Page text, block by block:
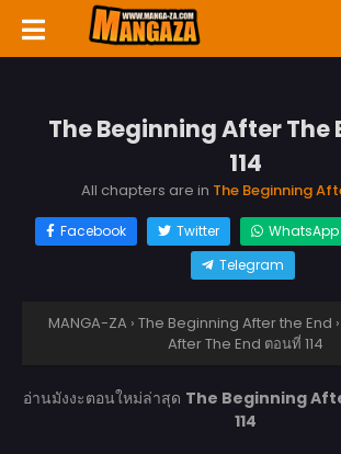
The Beginning After The
114
All chapters are in The Beginning
Facebook Twitter WhatsApp
Telegram
MANGA-ZA › The Beginning After the End ›
After The End ตอนที่ 114
อ่านมังงะตอนใหม่ล่าสุด The Beginning
114